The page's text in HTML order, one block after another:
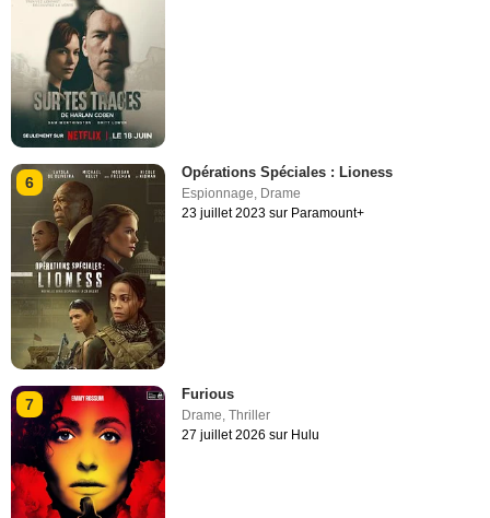
6
Opérations Spéciales : Lioness
Espionnage, Drame
23 juillet 2023 sur Paramount+
7
Furious
Drame,Thriller
27 juillet 2026 sur Hulu